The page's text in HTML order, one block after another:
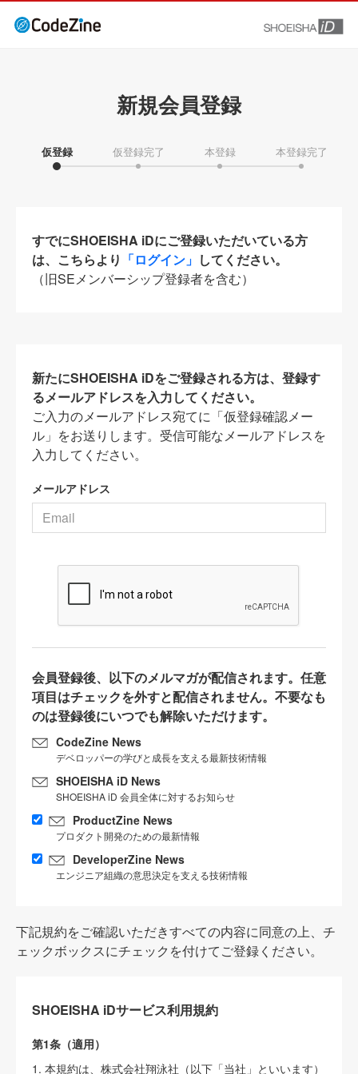
新規会員登録
仮登録 仮登録完了 本登録 本登録完了
すでにSHOEISHA iDにご登録いただいている方
は、こちらより 「ログイン」 してください。
（旧SEメンバーシップ登録者を含む）
新たにSHOEISHA iDをご登録される方は、登録す
るメールアドレスを入力してください。
ご入力のメールアドレス宛てに「仮登録確認メー
ル」をお送りします。受信可能なメールアドレスを
入力してください。
メールアドレス
会員登録後、以下のメルマガが配信されます。任意
項目はチェックを外すと配信されません。不要なも
のは登録後にいつでも解除いただけます。
CodeZine News
デベロッパーの学びと成長を支える最新技術情報
SHOEISHA iD News
SHOEISHA iD 会員全体に対するお知らせ
ProductZine News
プロダクト開発のための最新情報
DeveloperZine News
エンジニア組織の意思決定を支える技術情報
下記規約をご確認いただきすべての内容に同意の上、チ
ェックボックスにチェックを付けてご登録ください。
SHOEISHA iDサービス利用規約
第1条（適用）
1. 本規約は、株式会社翔泳社（以下「当社」といいます）